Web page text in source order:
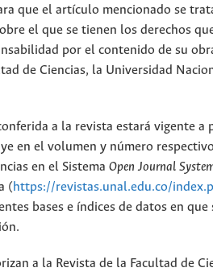
que el artículo mencionado se
el que se tienen los derechos
por el contenido de su
de Ciencias, la Universidad
a la revista estará vigente a
en el volumen y número
en el Sistema Open Journal
(https://revistas.unal.edu.co/
bases e índices de datos en que
a la Revista de la Facultad de